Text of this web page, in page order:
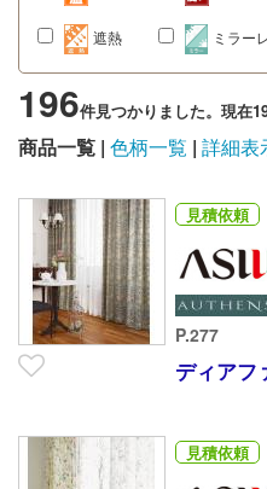
遮熱 ミラー
196件見つかりました。現在
商品一覧 色柄一覧 詳細表
見積依頼
P.277
ディアフ
見積依頼